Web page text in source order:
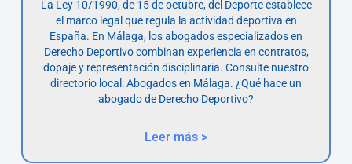
La Ley 10/1990, de 15 de octubre, del Deporte establece
el marco legal que regula la actividad deportiva en
España. En Málaga, los abogados especializados en
Derecho Deportivo combinan experiencia en contratos,
dopaje y representación disciplinaria. Consulte nuestro
directorio local: Abogados en Málaga. ¿Qué hace un
abogado de Derecho Deportivo?
Leer más >